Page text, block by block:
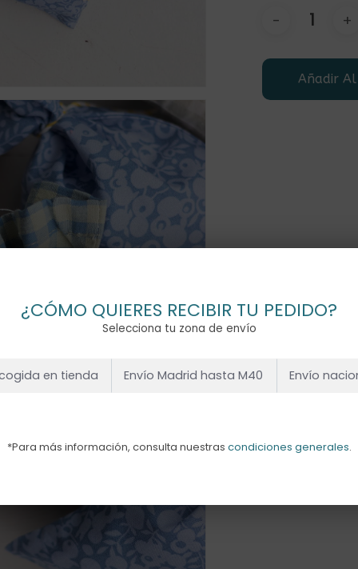
Añadir
¿CÓMO QUIERES RECIBIR TU PEDIDO?
Selecciona tu zona de envío
en tienda Envío Madrid hasta M40 Envío
*Para más información, consulta nuestras condiciones generales.